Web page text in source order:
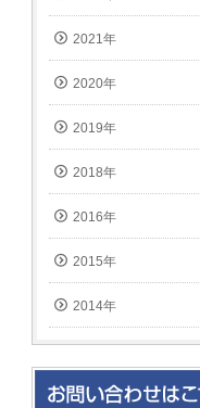
2021年
2020年
2019年
2018年
2016年
2015年
2014年